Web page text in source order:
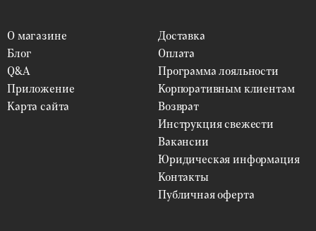
О магазине
Блог
Q&A
Приложение
Карта сайта
Доставка
Оплата
Программа лояльности
Корпоративным клиентам
Возврат
Инструкция свежести
Вакансии
Юридическая информация
Контакты
Публичная оферта